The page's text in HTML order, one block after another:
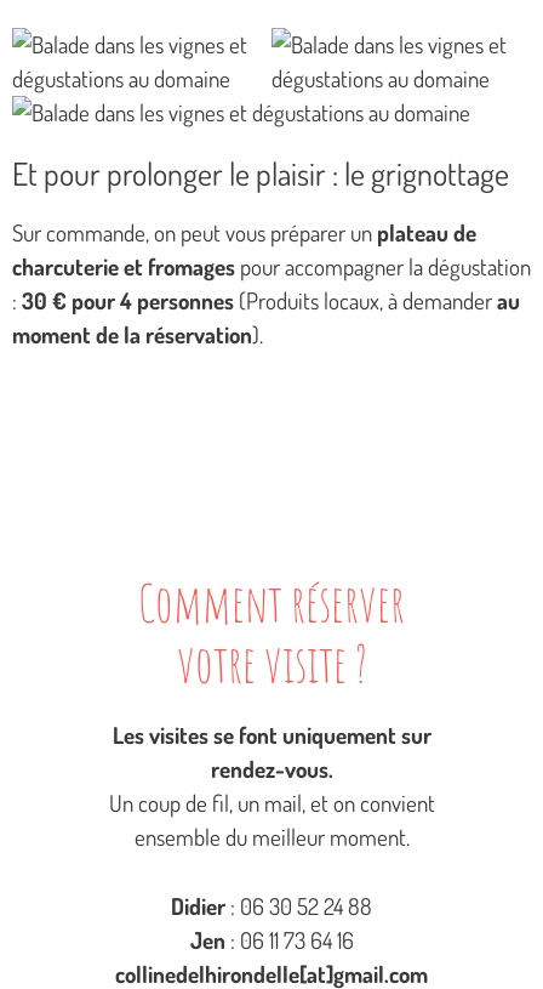
Et pour prolonger le plaisir : le grignottage
Sur commande, on peut vous préparer un plateau de
charcuterie et fromages pour accompagner la dégustation
: 30 € pour 4 personnes (Produits locaux, à demanderau
moment de la réservation).
Comment réserver
votre visite ?
Les visites se font uniquement sur
rendez-vous.
Un coup de fil, un mail, et on convient
ensemble du meilleur moment.
Didier : 06 30 52 24 88
Jen : 06 11 73 64 16
collinedelhirondelle[at]gmail.com